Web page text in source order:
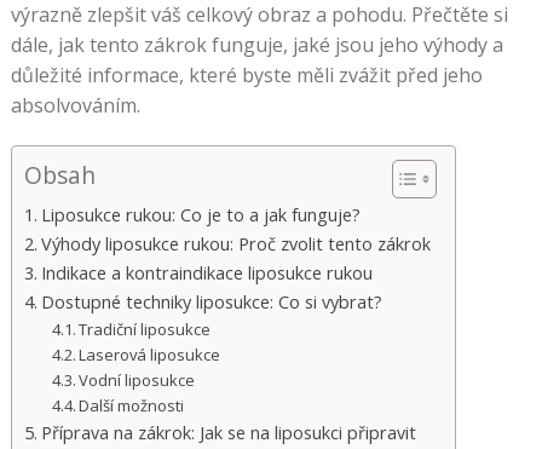
výrazně zlepšit váš celkový obraz a pohodu. Přečtěte si
dále, jak tento zákrok funguje, jaké jsou jeho výhody a
důležité informace, které byste měli zvážit před jeho
absolvováním.
Obsah
Liposukce rukou: Co je to a jak funguje?
Výhody liposukce rukou: Proč zvolit tento zákrok
Indikace a kontraindikace liposukce rukou
Dostupné techniky liposukce: Co si vybrat?
Tradiční liposukce
Laserová liposukce
Vodní liposukce
Další možnosti
Příprava na zákrok: Jak se na liposukci připravit